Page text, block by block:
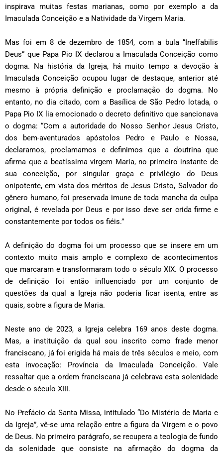
inspirava muitas festas marianas, como por exemplo a da
Imaculada Conceição e a Natividade da Virgem Maria.
Mas foi em 8 de dezembro de 1854, com a bula “Ineffabilis
Deus” que Papa Pio IX declarou a Imaculada Conceição como
dogma. Na história da Igreja, há muito tempo a devoção à
Imaculada Conceição ocupou lugar de destaque, anterior até
mesmo à própria definição e proclamação do dogma. No
entanto, no dia citado, com a Basílica de São Pedro lotada, o
Papa Pio IX lia emocionado o decreto definitivo que sancionava
o dogma: “Com a autoridade do Nosso Senhor Jesus Cristo,
dos bem-aventurados apóstolos Pedro e Paulo e Nossa,
declaramos, proclamamos e definimos que a doutrina que
afirma que a beatíssima virgem Maria, no primeiro instante de
sua conceição, por singular graça e privilégio do Deus
onipotente, em vista dos méritos de Jesus Cristo, Salvador do
gênero humano, foi preservada imune de toda mancha da culpa
original, é revelada por Deus e por isso deve ser crida firme e
constantemente por todos os fiéis.”
A definição do dogma foi um processo que se insere em um
contexto muito mais amplo e complexo de acontecimentos
que marcaram e transformaram todo o século XIX. O processo
de definição foi então influenciado por um conjunto de
questões da qual a Igreja não poderia ficar isenta, entre as
quais, sobre a figura de Maria.
Neste ano de 2023, a Igreja celebra 169 anos deste dogma.
Mas, a instituição da qual sou inscrito como frade menor
franciscano, já foi erigida há mais de três séculos e meio, com
esta invocação: Província da Imaculada Conceição. Vale
ressaltar que a ordem franciscana já celebrava esta solenidade
desde o século XIII.
No Prefácio da Santa Missa, intitulado “Do Mistério de Maria e
da Igreja”, vê-se uma relação entre a figura da Virgem e o povo
de Deus. No primeiro parágrafo, se recupera a teologia de fundo
da solenidade que consiste na afirmação do dogma da